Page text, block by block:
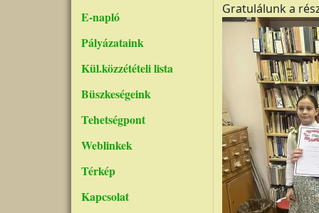
E-napló
Pályázataink
Kül.közzétételi lista
Büszkeségeink
Tehetségpont
Weblinkek
Térkép
Kapcsolat
Gratulálunk a